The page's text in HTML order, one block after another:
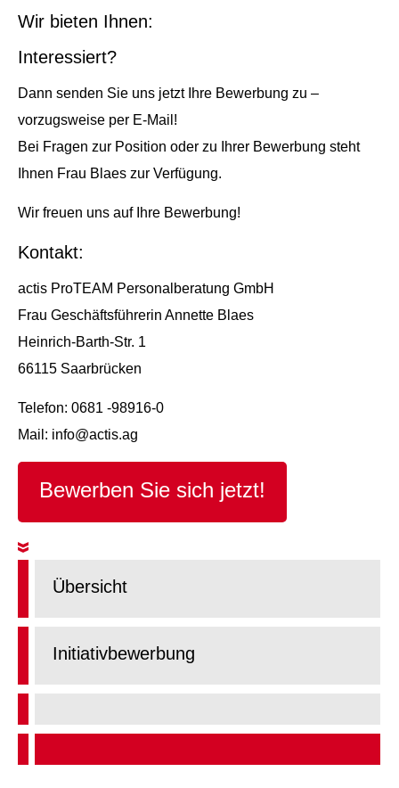
Wir bieten Ihnen:
Interessiert?
Dann senden Sie uns jetzt Ihre Bewerbung zu –
vorzugsweise per E-Mail!
Bei Fragen zur Position oder zu Ihrer Bewerbung steht
Ihnen Frau Blaes zur Verfügung.
Wir freuen uns auf Ihre Bewerbung!
Kontakt:
actis ProTEAM Personalberatung GmbH
Frau Geschäftsführerin Annette Blaes
Heinrich-Barth-Str. 1
66115 Saarbrücken
Telefon: 0681 -98916-0
Mail: info@actis.ag
Bewerben Sie sich jetzt!
Übersicht
Initiativbewerbung